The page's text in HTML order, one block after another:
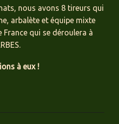
nous avons 8 tireurs qui
arbalète et équipe mixte
qui se déroulera à
à eux !